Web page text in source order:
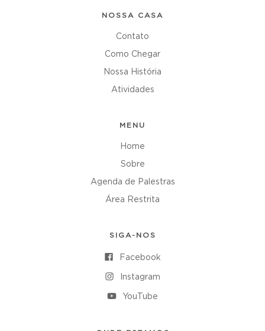
NOSSA CASA
Contato
Como Chegar
Nossa História
Atividades
MENU
Home
Sobre
Agenda de Palestras
Área Restrita
SIGA-NOS
Facebook
Instagram
YouTube